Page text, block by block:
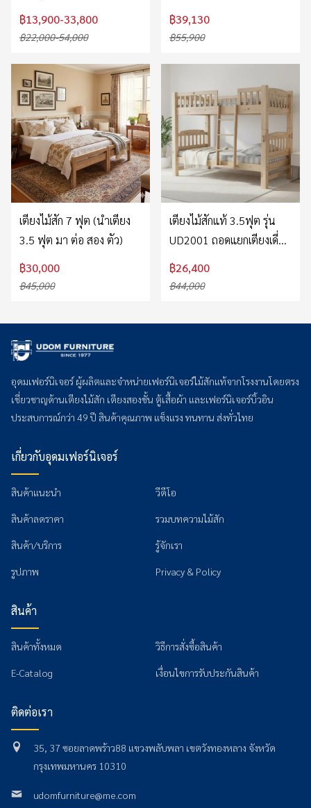
฿13,900-33,800
฿22,000-54,000
฿39,130
฿55,900
เตียงไม้สัก 7 ฟุต (นำเตียง
3.5 ฟุต มา ต่อ สอง ตัว)
฿30,000
฿45,000
เตียงไม้สักแท้ 3.5ฟุต รุ่น
UD2001 ถอดแยกเตียงเดี่ยว
ได้ ทำสีบีช
฿26,400
฿44,000
อุดมเฟอร์นิเจอร์ ผู้ผลิตและจำหน่ายเฟอร์นิเจอร์ไม้สักแท้จากโรงงานโดยตรง
เชี่ยวชาญด้านเตียงไม้สัก เตียงสองชั้น ตู้เสื้อผ้า และเฟอร์นิเจอร์บิ้วอิน
ประสบการณ์กว่า 49 ปี สินค้าคุณภาพ แข็งแรง ทนทาน ส่งทั่วไทย
เกี่ยวกับอุดมเฟอร์นิเจอร์
สินค้าแนะนำ
สินค้าลดราคา
สินค้า/บริการ
รูปภาพ
วีดีโอ
รวมบทความไม้สัก
รู้จักเรา
Privacy & Policy
สินค้า
สินค้าทั้งหมด
E-Catalog
วิธีการสั่งซื้อสินค้า
เงื่อนไขการรับประกันสินค้า
ติดต่อเรา
35, 37 ซอยลาดพร้าว88 แขวงพลับพลา เขตวังทองหลาง จังหวัด
กรุงเทพมหานคร 10310
udomfurniture@me.com